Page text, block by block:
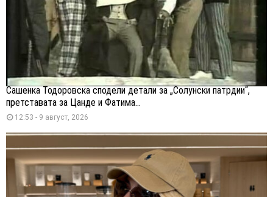
Сашенка Тодоровска сподели детали за „Солунски патрдии“,
претставата за Цанде и Фатима...
12:53 - 9 август, 2026